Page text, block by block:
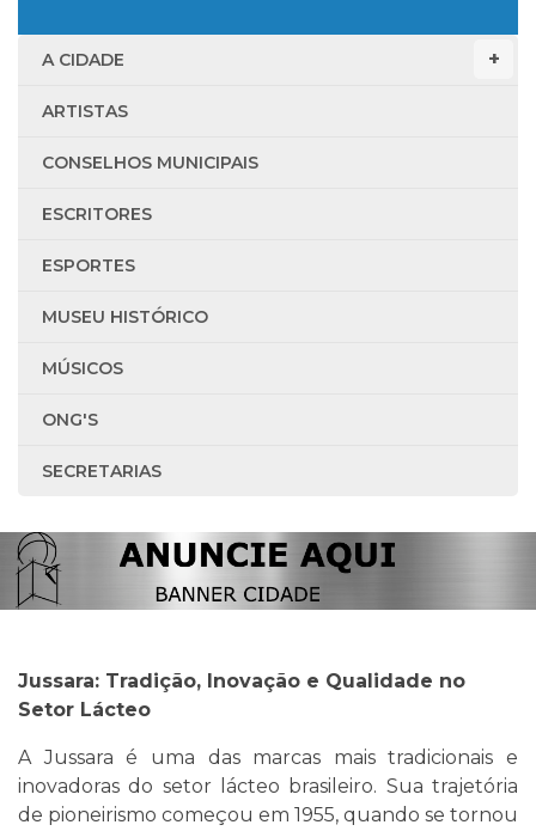
A CIDADE
ARTISTAS
CONSELHOS MUNICIPAIS
ESCRITORES
ESPORTES
MUSEU HISTÓRICO
MÚSICOS
ONG'S
SECRETARIAS
Jussara: Tradição, Inovação e Qualidade no
Setor Lácteo
A Jussara é uma das marcas mais tradicionais e
inovadoras do setor lácteo brasileiro. Sua trajetória
de pioneirismo começou em 1955, quando se tornou